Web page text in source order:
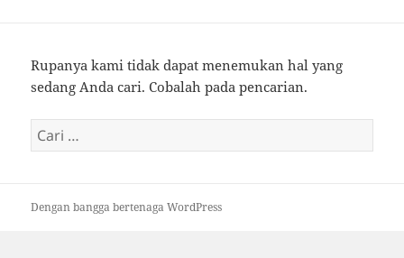
Rupanya kami tidak dapat menemukan hal yang
sedang Anda cari. Cobalah pada pencarian.
Cari
untuk:
Dengan bangga bertenaga WordPress